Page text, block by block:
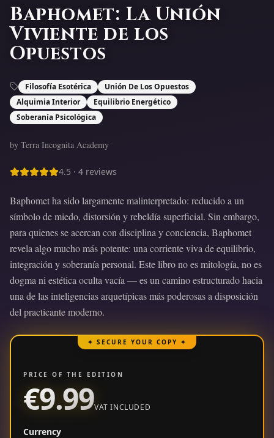
Baphomet: La Unión
Viviente de los
Opuestos
Filosofía Esotérica
Unión De Los Opuestos
Alquimia Interior
Equilibrio Energético
Soberanía Psicológica
by Terra Incognita Academy
4.5 · 4 reviews
Baphomet ha sido largamente malinterpretado: reducido a un
símbolo de miedo, distorsión y rebeldía superficial. Sin embargo,
para quienes se acercan con disciplina y conciencia, Baphomet
revela algo mucho más potente: una corriente viva de equilibrio,
integración y soberanía personal. Este libro no es mitología, no es
dogma ni estética oculta vacía — es un camino estructurado hacia
una de las inteligencias arquetípicas más poderosas a disposición
del practicante moderno.
✦ SECURE YOUR COPY ✦
PRICE OF THE EDITION
€9.99VAT INCLUDED
Currency